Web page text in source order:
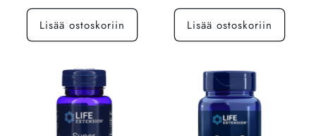
Lisää ostoskoriin Lisää ostoskoriin